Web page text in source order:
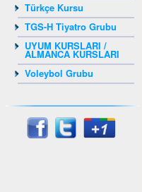
Türkçe Kursu
TGS-H Tiyatro Grubu
UYUM KURSLARI /
ALMANCA KURSLARI
Voleybol Grubu